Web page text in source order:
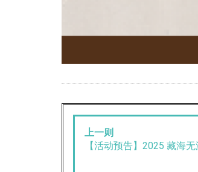
上一则
【活动预告】2025 藏海